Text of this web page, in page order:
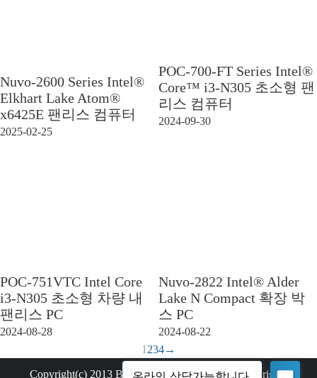
Nuvo-2600 Series Intel®
Elkhart Lake Atom®
x6425E 팬리스 컴퓨터
2025-02-25
POC-700-FT Series Intel®
Core™ i3-N305 초소형 팬
리스 컴퓨터
2024-09-30
POC-751VTC Intel Core
i3-N305 초소형 차량 내
팬리스 PC
2024-08-28
Nuvo-2822 Intel® Alder
Lake N Compact 확장 박
스 PC
2024-08-22
1234→
Copyright(c) 2013 Bemax Technology Co.,Ltd. All rights